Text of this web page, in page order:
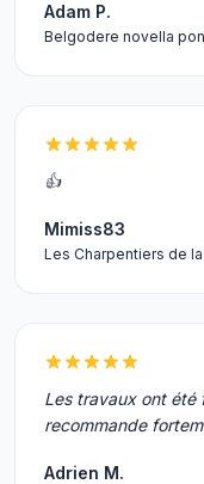
Adam P.
Belgodere novella
👍
Mimiss83
Les Charpentiers de
Les travaux ont été
recommande
Adrien M.